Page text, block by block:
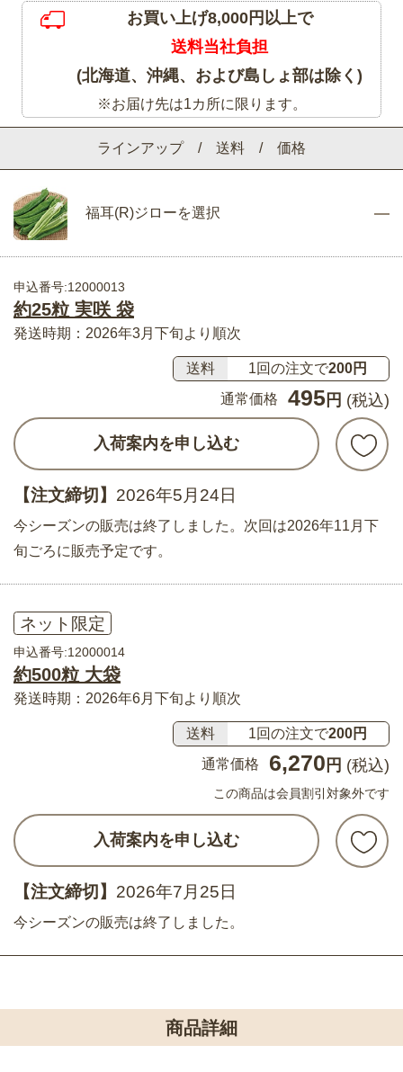
ラインアップ / 送料 / 価格
福耳(R)ジローを選択
申込番号:12000013
約25粒 実咲 袋
発送時期：2026年3月下旬より順次
送料 1回の注文で200円
通常価格
495 円 (税込)
入荷案内を申し込む
【注文締切】 2026年5月24日
今シーズンの販売は終了しました。次回は2026年11月下
旬ごろに販売予定です。
ネット限定
申込番号:12000014
約500粒 大袋
発送時期：2026年6月下旬より順次
送料 1回の注文で200円
通常価格
6,270 円 (税込)
この商品は会員割引対象外です
入荷案内を申し込む
【注文締切】 2026年7月25日
今シーズンの販売は終了しました。
お買い上げ8,000円以上で
送料当社負担
(北海道、沖縄、および島しょ部は除く)
※お届け先は1カ所に限ります。
商品詳細